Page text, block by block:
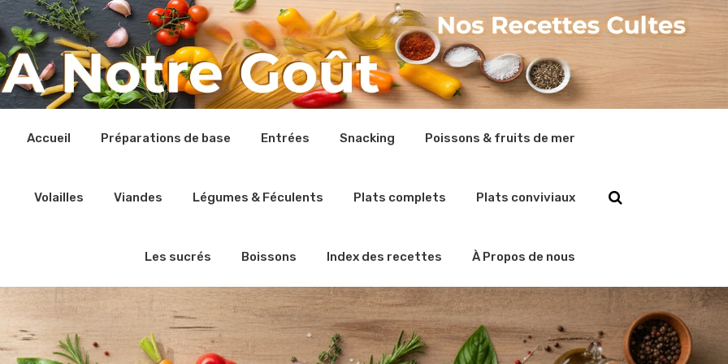
Accueil Préparations de base Entrées Snacking Poissons & fruits de mer
Volailles Viandes Légumes & Féculents Plats complets Plats conviviaux
Les sucrés Boissons Index des recettes À Propos de nous